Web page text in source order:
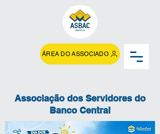
ÁREA DO ASSOCIADO
Associação dos Servidores do
Banco Central